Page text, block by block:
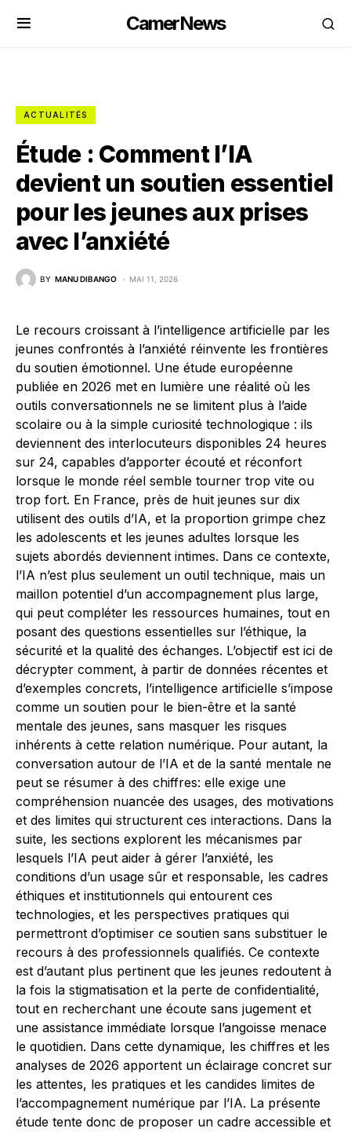
CamerNews
ACTUALITÉS
Étude : Comment l’IA
devient un soutien essentiel
pour les jeunes aux prises
avec l’anxiété
BY MANU DIBANGO MAI 11, 2026
Le recours croissant à l’intelligence artificielle par les
jeunes confrontés à l’anxiété réinvente les frontières
du soutien émotionnel. Une étude européenne
publiée en 2026 met en lumière une réalité où les
outils conversationnels ne se limitent plus à l’aide
scolaire ou à la simple curiosité technologique : ils
deviennent des interlocuteurs disponibles 24 heures
sur 24, capables d’apporter écouté et réconfort
lorsque le monde réel semble tourner trop vite ou
trop fort. En France, près de huit jeunes sur dix
utilisent des outils d’IA, et la proportion grimpe chez
les adolescents et les jeunes adultes lorsque les
sujets abordés deviennent intimes. Dans ce contexte,
l’IA n’est plus seulement un outil technique, mais un
maillon potentiel d’un accompagnement plus large,
qui peut compléter les ressources humaines, tout en
posant des questions essentielles sur l’éthique, la
sécurité et la qualité des échanges. L’objectif est ici de
décrypter comment, à partir de données récentes et
d’exemples concrets, l’intelligence artificielle s’impose
comme un soutien pour le bien-être et la santé
mentale des jeunes, sans masquer les risques
inhérents à cette relation numérique. Pour autant, la
conversation autour de l’IA et de la santé mentale ne
peut se résumer à des chiffres: elle exige une
compréhension nuancée des usages, des motivations
et des limites qui structurent ces interactions. Dans la
suite, les sections explorent les mécanismes par
lesquels l’IA peut aider à gérer l’anxiété, les
conditions d’un usage sûr et responsable, les cadres
éthiques et institutionnels qui entourent ces
technologies, et les perspectives pratiques qui
permettront d’optimiser ce soutien sans substituer le
recours à des professionnels qualifiés. Ce contexte
est d’autant plus pertinent que les jeunes redoutent à
la fois la stigmatisation et la perte de confidentialité,
tout en recherchant une écoute sans jugement et
une assistance immédiate lorsque l’angoisse menace
le quotidien. Dans cette dynamique, les chiffres et les
analyses de 2026 apportent un éclairage concret sur
les attentes, les pratiques et les candides limites de
l’accompagnement numérique par l’IA. La présente
étude tente donc de proposer un cadre accessible et